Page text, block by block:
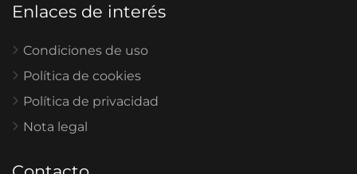
Enlaces de interés
Condiciones de uso
Política de cookies
Política de privacidad
Nota legal